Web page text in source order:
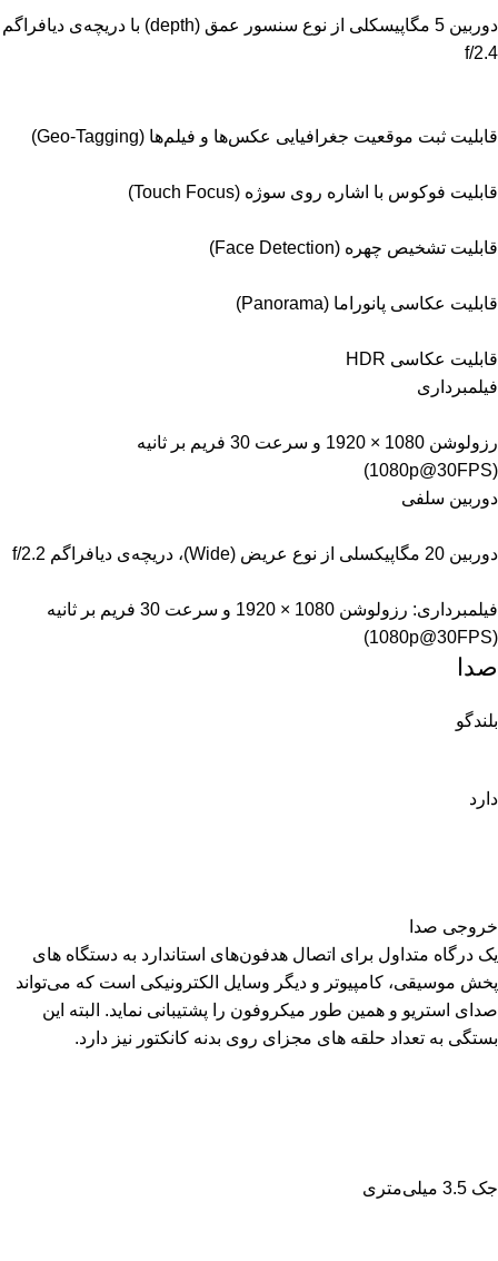
دوربین 5 مگاپیسکلی از نوع سنسور عمق (depth) با دریچه‌ی دیافراگم
f/2.4
قابلیت ثبت موقعیت جغرافیایی عکس‌ها و فیلم‌ها (Geo-Tagging)
قابلیت فوکوس با اشاره روی سوژه (Touch Focus)
قابلیت تشخیص چهره (Face Detection)
قابلیت عکاسی پانوراما (Panorama)
قابلیت عکاسی HDR
فیلمبرداری
رزولوشن 1080 × 1920 و سرعت 30 فریم بر ثانیه
(1080p@30FPS)
دوربین سلفی
دوربین 20 مگاپیکسلی از نوع عریض (Wide)، دریچه‌ی دیافراگم f/2.2
فیلمبرداری: رزولوشن 1080 × 1920 و سرعت 30 فریم بر ثانیه
(1080p@30FPS)
صدا
بلندگو
دارد
خروجی صدا
یک درگاه متداول برای اتصال هدفون‌های استاندارد به دستگاه های
پخش موسیقی، کامپیوتر و دیگر وسایل الکترونیکی است که می‌تواند
صدای استریو و همین طور میکروفون را پشتیبانی نماید. البته این
بستگی به تعداد حلقه های مجزای روی بدنه کانکتور نیز دارد.
جک 3.5 میلی‌متری